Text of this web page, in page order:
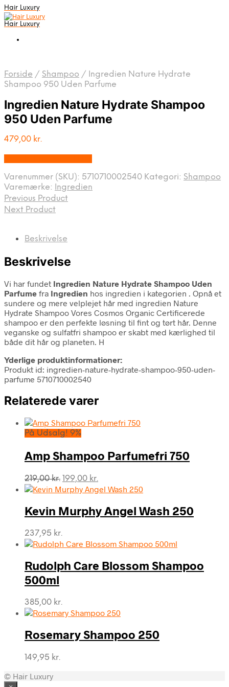
Hair Luxury
Hair Luxury
Forside / Shampoo / Ingredien Nature Hydrate
Shampoo 950 Uden Parfume
Ingredien Nature Hydrate Shampoo
950 Uden Parfume
479,00 kr.
Varenummer (SKU): 5710710002540 Kategori: Shampoo
Varemærke: Ingredien
Previous Product
Next Product
Beskrivelse
Beskrivelse
Vi har fundet Ingredien Nature Hydrate Shampoo Uden
Parfume fra Ingredien hos ingredien i kategorien . Opnå et
sundere og mere velplejet hår med ingredien Nature
Hydrate Shampoo Vores Cosmos Organic Certificerede
shampoo er den perfekte løsning til fint og tørt hår. Denne
veganske og sulfatfri shampoo er skabt med kærlighed til
både dit hår og planeten. H
Yderlige produktinformationer:
Produkt id: ingredien-nature-hydrate-shampoo-950-uden-
parfume 5710710002540
Relaterede varer
På Udsalg! 9%
Amp Shampoo Parfumefri 750
219,00kr. Den
oprindelige
var:
219,00 kr..
199,00 kr.
aktuelle
er:
199,00 kr..
Kevin Murphy Angel Wash 250
237,95 kr.
Rudolph Care Blossom Shampoo
500ml
385,00 kr.
Rosemary Shampoo 250
149,95 kr.
© Hair Luxury